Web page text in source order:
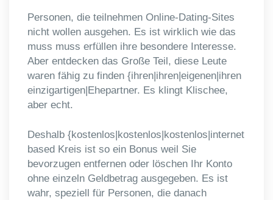
Personen, die teilnehmen Online-Dating-Sites
nicht wollen ausgehen. Es ist wirklich wie das
muss muss erfüllen ihre besondere Interesse.
Aber entdecken das Große Teil, diese Leute
waren fähig zu finden {ihren|ihren|eigenen|ihren
einzigartigen|Ehepartner. Es klingt Klischee,
aber echt.
Deshalb {kostenlos|kostenlos|kostenlos|internet
based Kreis ist so ein Bonus weil Sie
bevorzugen entfernen oder löschen Ihr Konto
ohne einzeln Geldbetrag ausgegeben. Es ist
wahr, speziell für Personen, die danach